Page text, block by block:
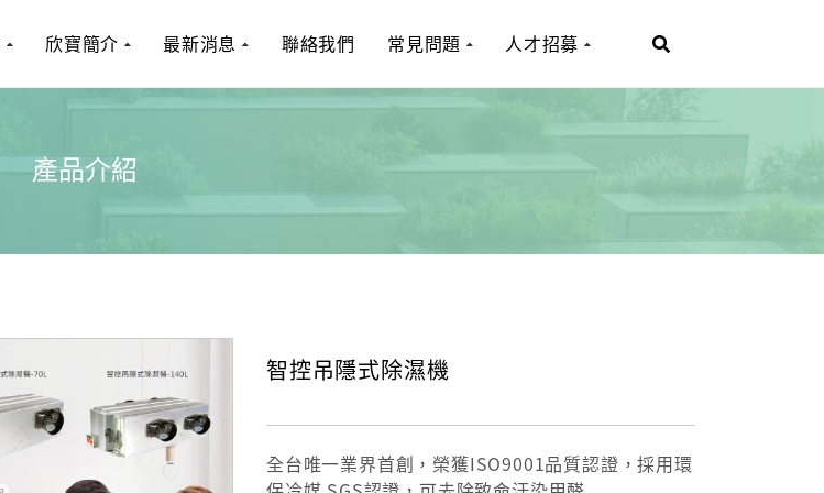
欣寶簡介 最新消息 聯絡我們 常見問題 人才招募
產品介紹
智控吊隱式除濕機
全台唯一業界首創，榮獲ISO9001品質認證，採用環